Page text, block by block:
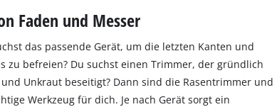
Faden und Messer
das passende Gerät, um die letzten Kanten und
zu befreien? Du suchst einen Trimmer, der gründlich
Unkraut beseitigt? Dann sind die Rasentrimmer und
Werkzeug für dich. Je nach Gerät sorgt ein